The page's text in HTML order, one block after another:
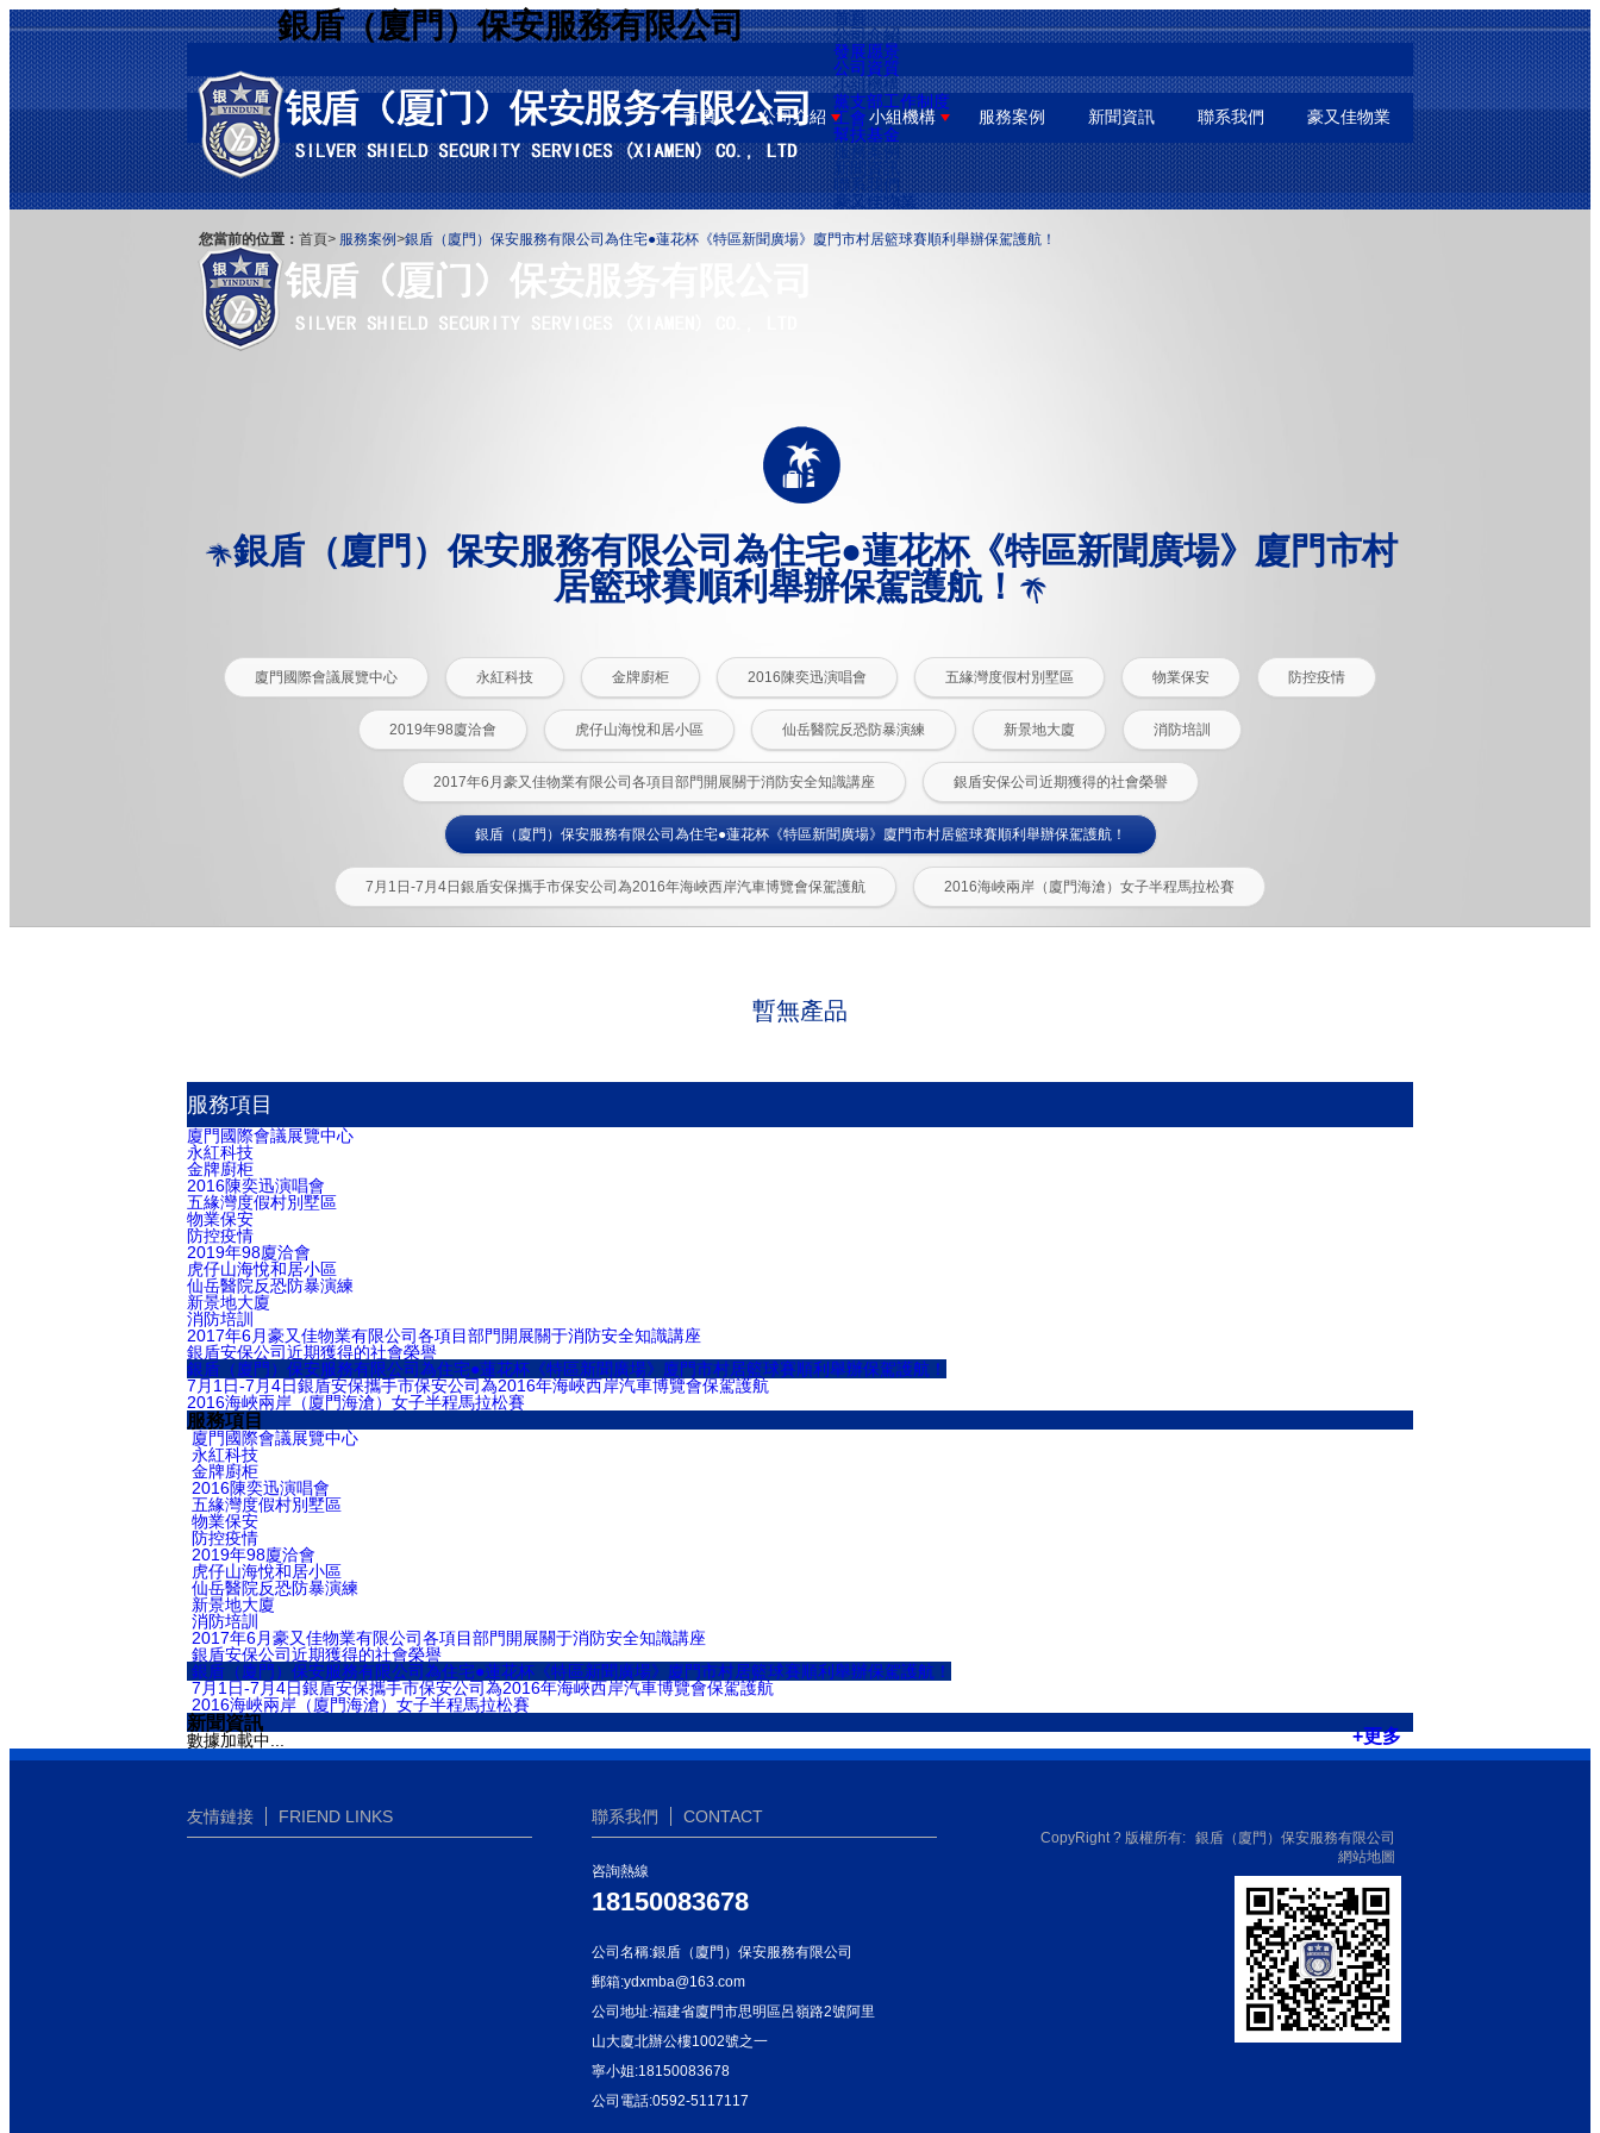
銀盾（廈門）保安服務有限公司
首頁 公司介紹 小組機構 服務案例 新聞資訊 聯系我們 豪又佳物業
首頁
公司介紹
發展愿景
公司資質
小組機構
黨支部工作制度
工會
幫扶基金
服務案例
新聞資訊
聯系我們
豪又佳物業
您當前的位置： 首頁> 服務案例>銀盾（廈門）保安服務有限公司為住宅●蓮花杯《特區新聞廣場》廈門市村居籃球賽順利舉辦保駕護航！
銀盾（廈門）保安服務有限公司為住宅●蓮花杯《特區新聞廣場》廈門市村
居籃球賽順利舉辦保駕護航！
廈門國際會議展覽中心 永紅科技 金牌廚柜 2016陳奕迅演唱會 五緣灣度假村別墅區 物業保安 防控疫情
2019年98廈洽會 虎仔山海悅和居小區 仙岳醫院反恐防暴演練 新景地大廈 消防培訓
2017年6月豪又佳物業有限公司各項目部門開展關于消防安全知識講座 銀盾安保公司近期獲得的社會榮譽
銀盾（廈門）保安服務有限公司為住宅●蓮花杯《特區新聞廣場》廈門市村居籃球賽順利舉辦保駕護航！
7月1日-7月4日銀盾安保攜手市保安公司為2016年海峽西岸汽車博覽會保駕護航 2016海峽兩岸（廈門海滄）女子半程馬拉松賽
暫無產品
服務項目
廈門國際會議展覽中心
永紅科技
金牌廚柜
2016陳奕迅演唱會
五緣灣度假村別墅區
物業保安
防控疫情
2019年98廈洽會
虎仔山海悅和居小區
仙岳醫院反恐防暴演練
新景地大廈
消防培訓
2017年6月豪又佳物業有限公司各項目部門開展關于消防安全知識講座
銀盾安保公司近期獲得的社會榮譽
銀盾（廈門）保安服務有限公司為住宅●蓮花杯《特區新聞廣場》廈門市村居籃球賽順利舉辦保駕護航！
7月1日-7月4日銀盾安保攜手市保安公司為2016年海峽西岸汽車博覽會保駕護航
2016海峽兩岸（廈門海滄）女子半程馬拉松賽
服務項目
廈門國際會議展覽中心
永紅科技
金牌廚柜
2016陳奕迅演唱會
五緣灣度假村別墅區
物業保安
防控疫情
2019年98廈洽會
虎仔山海悅和居小區
仙岳醫院反恐防暴演練
新景地大廈
消防培訓
2017年6月豪又佳物業有限公司各項目部門開展關于消防安全知識講座
銀盾安保公司近期獲得的社會榮譽
銀盾（廈門）保安服務有限公司為住宅●蓮花杯《特區新聞廣場》廈門市村居籃球賽順利舉辦保駕護航！
7月1日-7月4日銀盾安保攜手市保安公司為2016年海峽西岸汽車博覽會保駕護航
2016海峽兩岸（廈門海滄）女子半程馬拉松賽
新聞資訊
+更多
數據加載中...
友情鏈接 FRIEND LINKS 聯系我們 CONTACT
咨詢熱線
18150083678
公司名稱:銀盾（廈門）保安服務有限公司
郵箱:ydxmba@163.com
公司地址:福建省廈門市思明區呂嶺路2號阿里
山大廈北辦公樓1002號之一
寧小姐:18150083678
公司電話:0592-5117117
CopyRight ? 版權所有: 銀盾（廈門）保安服務有限公司
網站地圖